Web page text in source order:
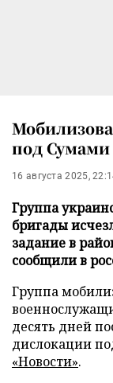
под Сумами
16 августа 2025,
Группа
бригады
задание в
сообщили в
Группа
десять дней
дислокации
«Новости».